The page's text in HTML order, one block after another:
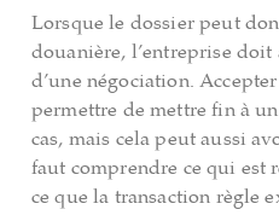
Lorsque le dossier peut
douanière, l’entreprise doit
d’une négociation.
permettre de mettre fin à
cas, mais cela peut aussi
faut comprendre ce qui est
ce que la transaction règle